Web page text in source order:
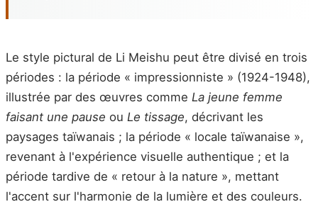
Le style pictural de Li Meishu peut être divisé en trois
périodes : la période « impressionniste » (1924-1948),
illustrée par des œuvres comme La jeune femme
faisant une pause ou Le tissage, décrivant les
paysages taïwanais ; la période « locale taïwanaise »,
revenant à l'expérience visuelle authentique ; et la
période tardive de « retour à la nature », mettant
l'accent sur l'harmonie de la lumière et des couleurs.